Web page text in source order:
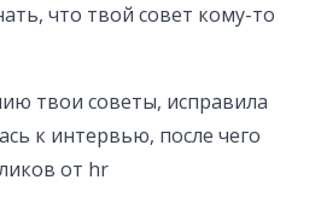
что твой совет кому-то
твои советы, исправила
к интервью, после чего
от hr